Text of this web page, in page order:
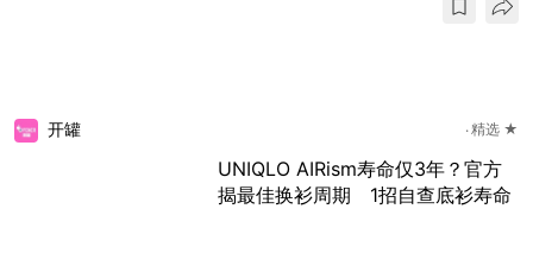
开罐 精选 ★
UNIQLO AIRism寿命仅3年？官方
揭最佳换衫周期 1招自查底衫寿命